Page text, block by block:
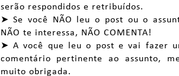
serão respondidos e retribuídos.
➤ Se você NÃO leu o post ou o
NÃO te interessa, NÃO COMENTA!
➤ A você que leu o post e vai fazer
comentário pertinente ao assunto,
muito obrigada.